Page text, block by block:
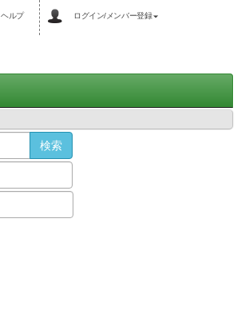
ヘルプ ログイン/メンバー登録